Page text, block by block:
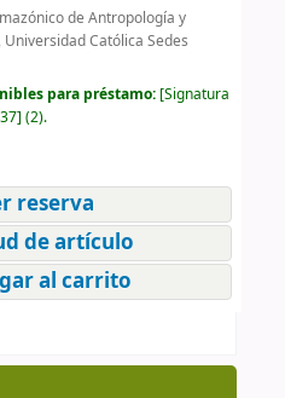
de Antropología y
Católica Sedes
para préstamo: Signatura
(2).
reserva
de artículo
al carrito